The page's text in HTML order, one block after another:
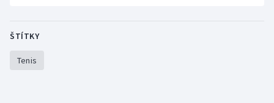
ŠTÍTKY
Tenis